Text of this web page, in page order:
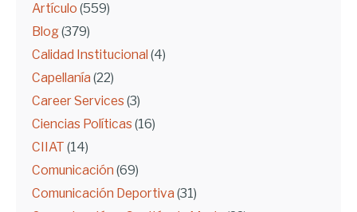
Artículo (559)
Blog(379)
Calidad Institucional (4)
Capellanía (22)
Career Services (3)
Ciencias Políticas (16)
CIIAT (14)
Comunicación (69)
Comunicación Deportiva (31)